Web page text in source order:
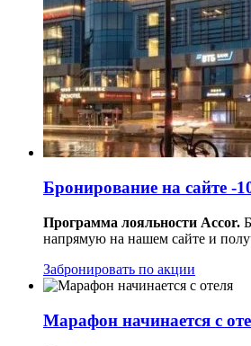
Бронирование на сайте -
Программа лояльности Accor.
напрямую на нашем сайте и
Забронировать по акции
Марафон начинается с